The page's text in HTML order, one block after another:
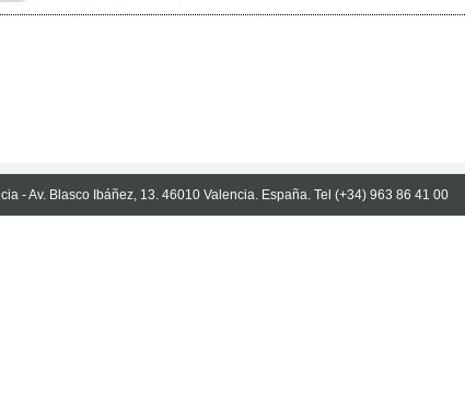
- Av. Blasco Ibáñez, 13. 46010 Valencia. España. Tel (+34) 963 86 41 00